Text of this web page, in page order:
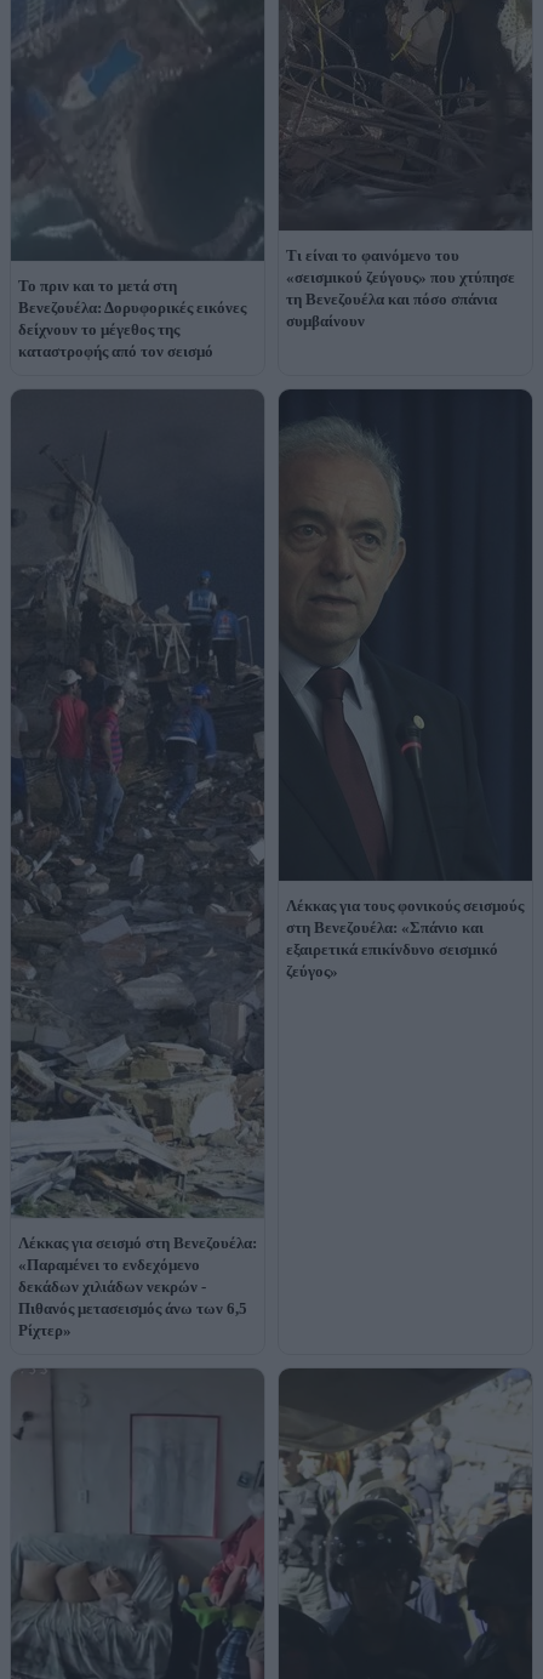
Το πριν και το μετά στη
Βενεζουέλα: Δορυφορικές εικόνες
δείχνουν το μέγεθος της
καταστροφής από τον σεισμό
Τι είναι το φαινόμενο του
«σεισμικού ζεύγους» που χτύπησε
τη Βενεζουέλα και πόσο σπάνια
συμβαίνουν
Λέκκας για σεισμό στη Βενεζουέλα:
«Παραμένει το ενδεχόμενο
δεκάδων χιλιάδων νεκρών -
Πιθανός μετασεισμός άνω των 6,5
Ρίχτερ»
Λέκκας για τους φονικούς σεισμούς
στη Βενεζουέλα: «Σπάνιο και
εξαιρετικά επικίνδυνο σεισμικό
ζεύγος»